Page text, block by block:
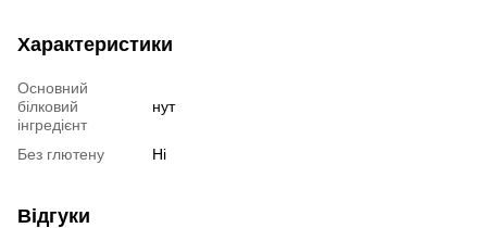
Характеристики
Основний
білковий
інгредієнт
нут
Без глютену Ні
Відгуки